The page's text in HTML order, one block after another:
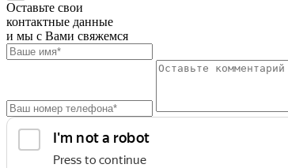
Оставьте свои
контактные данные
и мы с Вами свяжемся